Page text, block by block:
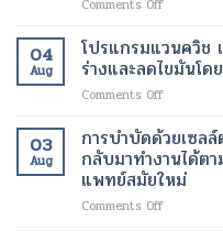
เทคโนโลยี
สมัย
ใหม่
ลด
น้ำ
หนัก
เทคโนโลยี
ทางการ
เปลี่ยนแป
ชีวิต
ของ
ผู้
คลา
เทคโนโลยี
การ
ผ่าตัด
สมัย
ใหม่
Comments Off
ฟื้นฟู
ผิว
ด้วย
เลเซอร์
ความ
งาม
สมัย
ใหม่
เพื่อ
04
Aug
โปรแกรมแวนควิช
ร่างและลดไขมันโด
Comments Offon
แก
รม
แวน
ควิช
เทคโนโลยี
03
Aug
การบำบัดด้วยเซล
กลับมาทำงานได้ต
แพทย์สมัยใหม่
Comments Offon